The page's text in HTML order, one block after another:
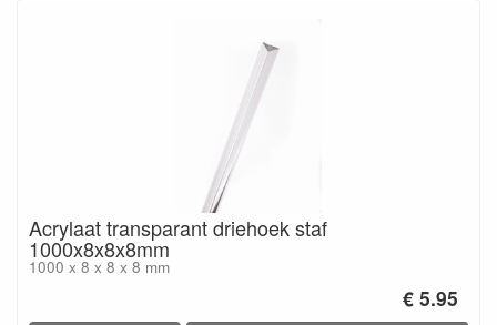
Acrylaat transparant driehoek staf
1000x8x8x8mm
1000 x 8 x 8 x 8 mm
€ 5.95